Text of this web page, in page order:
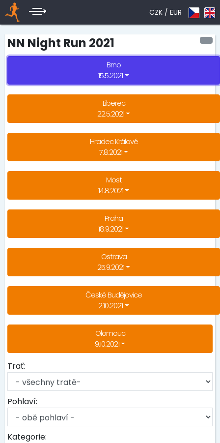
CZK / EUR
NN Night Run 2021
Brno
15.5.2021
Liberec
22.5.2021
Hradec Králové
7.8.2021
Most
14.8.2021
Praha
18.9.2021
Ostrava
25.9.2021
České Budějovice
2.10.2021
Olomouc
9.10.2021
Trať:
Pohlaví:
Kategorie: